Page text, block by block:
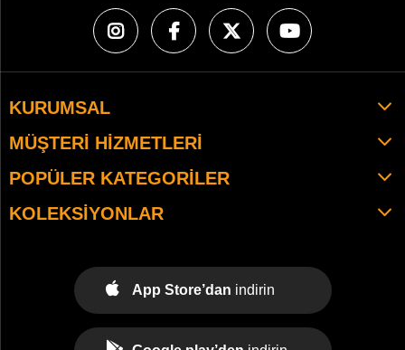
KURUMSAL
MÜŞTERI HIZMETLERI
POPÜLER KATEGORILER
KOLEKSIYONLAR
App Store’dan indirin